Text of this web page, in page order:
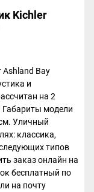
Kichler
Bay
и
на 2
модели
Уличный
классика,
типов
заказ онлайн на
бесплатный по
на почту